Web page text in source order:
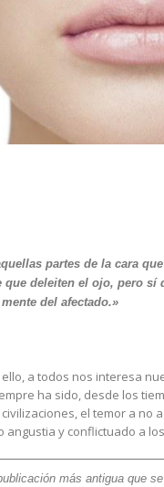
partes de la cara
deleiten el ojo, pero sí
del afectado.»
a todos nos interesa
ha sido, desde los
el temor a no
angustia y conflictuado a
más antigua que